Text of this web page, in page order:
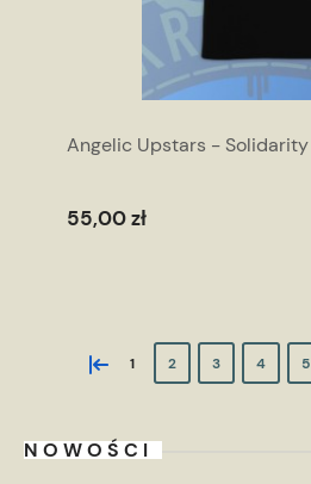
Angelic Upstars - Solidarity
55,00 zł
« 1 2 3 4 5
NOWOŚCI